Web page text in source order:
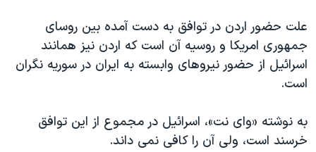
علت حضور اردن در توافق به دست آمده بین روسای
جمهوری امریکا و روسیه آن است که اردن نیز همانند
اسرائیل از حضور نیروهای وابسته به ایران در سوریه نگران
است.
به نوشته «وای نت»، اسرائیل در مجموع از این توافق
خرسند است، ولی آن را کافی نمی داند.